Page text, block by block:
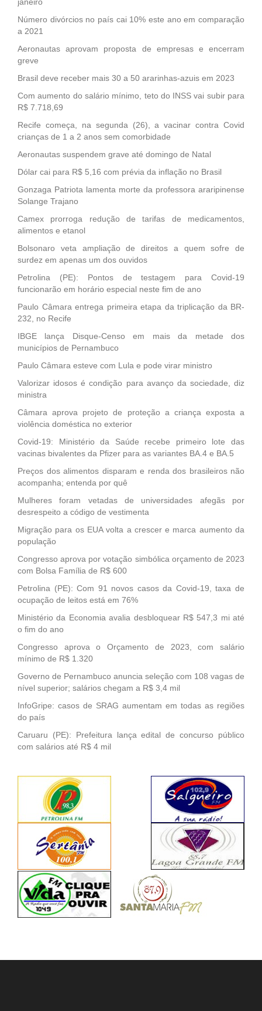
Número divórcios no país cai 10% este ano em comparação
a 2021
Aeronautas aprovam proposta de empresas e encerram
greve
Brasil deve receber mais 30 a 50 ararinhas-azuis em 2023
Com aumento do salário mínimo, teto do INSS vai subir para
R$ 7.718,69
Recife começa, na segunda (26), a vacinar contra Covid
crianças de 1 a 2 anos sem comorbidade
Aeronautas suspendem grave até domingo de Natal
Dólar cai para R$ 5,16 com prévia da inflação no Brasil
Gonzaga Patriota lamenta morte da professora araripinense
Solange Trajano
Camex prorroga redução de tarifas de medicamentos,
alimentos e etanol
Bolsonaro veta ampliação de direitos a quem sofre de
surdez em apenas um dos ouvidos
Petrolina (PE): Pontos de testagem para Covid-19
funcionarão em horário especial neste fim de ano
Paulo Câmara entrega primeira etapa da triplicação da BR-
232, no Recife
IBGE lança Disque-Censo em mais da metade dos
municípios de Pernambuco
Paulo Câmara esteve com Lula e pode virar ministro
Valorizar idosos é condição para avanço da sociedade, diz
ministra
Câmara aprova projeto de proteção a criança exposta a
violência doméstica no exterior
Covid-19: Ministério da Saúde recebe primeiro lote das
vacinas bivalentes da Pfizer para as variantes BA.4 e BA.5
Preços dos alimentos disparam e renda dos brasileiros não
acompanha; entenda por quê
Mulheres foram vetadas de universidades afegãs por
desrespeito a código de vestimenta
Migração para os EUA volta a crescer e marca aumento da
população
Congresso aprova por votação simbólica orçamento de 2023
com Bolsa Família de R$ 600
Petrolina (PE): Com 91 novos casos da Covid-19, taxa de
ocupação de leitos está em 76%
Ministério da Economia avalia desbloquear R$ 547,3 mi até
o fim do ano
Congresso aprova o Orçamento de 2023, com salário
mínimo de R$ 1.320
Governo de Pernambuco anuncia seleção com 108 vagas de
nível superior; salários chegam a R$ 3,4 mil
InfoGripe: casos de SRAG aumentam em todas as regiões
do país
Caruaru (PE): Prefeitura lança edital de concurso público
com salários até R$ 4 mil